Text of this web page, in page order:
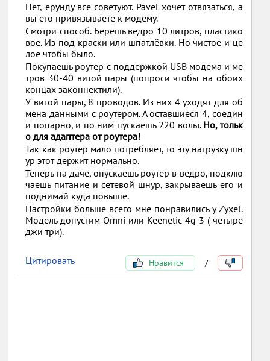
Нет, ерунду все советуют. Pavel хочет отвязаться, а
вы его привязываете к модему.
Смотри способ. Берёшь ведро 10 литров, пластико
вое. Из под краски или шпатлёвки. Но чистое и це
лое чтобы было.
Покупаешь роутер с поддержкой USB модема и ме
тров 30-40 витой пары (попроси чтобы на обоих
концах законнектили).
У витой пары, 8 проводов. Из них 4 уходят для об
мена данными с роутером. А оставшиеся 4, соедин
и попарно, и по ним пускаешь 220 вольт. Но, тольк
о для адаптера от роутера!
Так как роутер мало потребляет, то эту нагрузку шн
ур этот держит нормально.
Теперь на даче, опускаешь роутер в ведро, подклю
чаешь питание и сетевой шнур, закрываешь его и
поднимай куда повыше.
Настройки больше всего мне понравились у Zyxel.
Модель допустим Omni или Keenetic 4g 3 ( четыре
джи три).
Цитировать Нравится /